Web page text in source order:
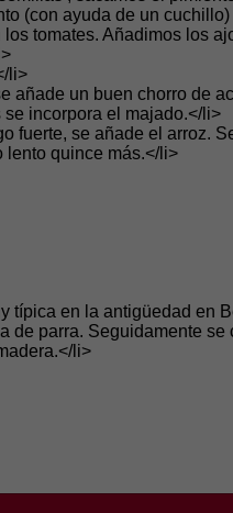
(con ayuda de un
tomates. Añadimos los
li>
añade un buen chorro de
incorpora el majado.</li>
fuerte, se añade el arroz.
lento quince más.</li>
típica en la antigüedad en
de parra. Seguidamente se
li>